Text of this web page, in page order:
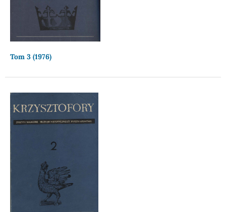
Tom 3 (1976)